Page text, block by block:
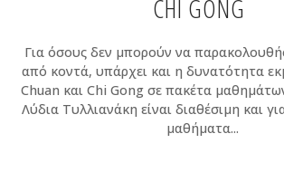
CHI GONG
Για όσους δεν μπορούν να
από κοντά, υπάρχει και η δυνατότητα
Chuan και Chi Gong σε πακέτα
Λύδια Τυλλιανάκη είναι διαθέσιμη και
μαθήματα...